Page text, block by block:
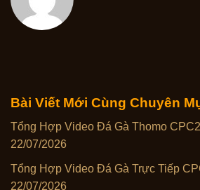
Bài Viết Mới Cùng Chuyên
Tổng Hợp Video Đá Gà Thomo
22/07/2026
Tổng Hợp Video Đá Gà Trực Tiếp
22/07/2026